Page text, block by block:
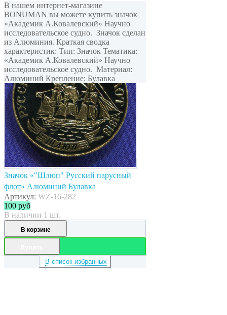
В нашем интернет-магазине
BONUMAN вы можете купить значок
«Академик А.Ковалевский» Научно
исследовательское судно. Значок сделан
из Алюминия. Краткая сводка
характеристик: Тип: Значок Тематика:
«Академик А.Ковалевский» Научно
исследовательское судно. Материал:
Алюминий Крепление: Булавка
Значок «"Шлюп" Русский парусный
флот» Алюминий Булавка
Артикул: WZ-16-282
100 руб
В наличии 1 шт.
В корзине
В список избранных